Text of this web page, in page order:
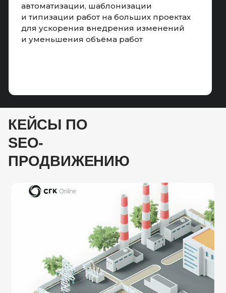
Результат:
рост позиций с ТОП-10 до ТОП-3
в поисковых системах
автоматизации, шаблонизации
и типизации работ на больших проектах
для ускорения внедрения изменений
и уменьшения объёма работ
КЕЙСЫ ПО
SEO-
ПРОДВИЖЕНИЮ